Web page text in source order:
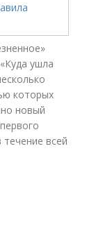
ушла
которых
новый
всей